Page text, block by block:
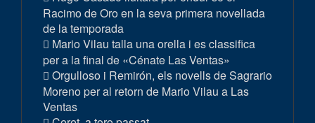
Racimo de Oro en la seva primera novellada
de la temporada
Mario Vilau talla una orella i es classifica
per a la final de «Cénate Las Ventas»
Orgulloso i Remirón, els novells de Sagrario
Moreno per al retorn de Mario Vilau a Las
Ventas